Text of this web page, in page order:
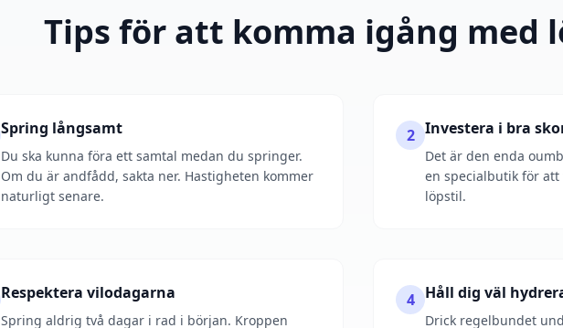
Tips för att komma igång med
Spring långsamt
Du ska kunna föra ett samtal medan du springer.
Om du är andfådd, sakta ner. Hastigheten kommer
naturligt senare.
2 Investera i bra
Det är den enda
en specialbutik för
löpstil.
Respektera vilodagarna
Spring aldrig två dagar i rad i början. Kroppen
4 Håll dig väl
Drick regelbundet